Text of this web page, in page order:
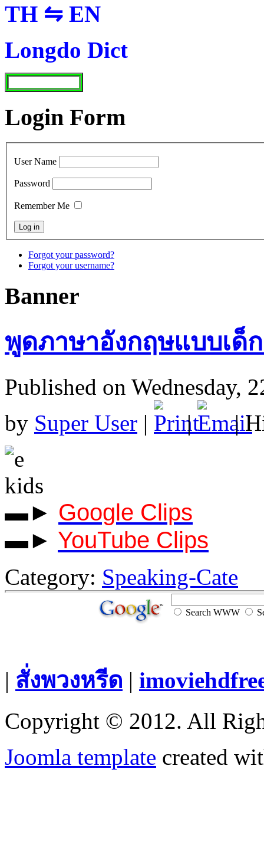
TH ⇋ EN
Longdo Dict
Login Form
User Name
Password
Remember Me
Forgot your password?
Forgot your username?
Banner
พูดภาษาอังกฤษแบบเด็
Published on Wednesday,
by Super User | | |
▬► Google Clips
▬► YouTube Clips
Category: Speaking-Cate
Search WWW
| สั่งพวงหรีด |
Copyright © 2012. All
Joomla template created